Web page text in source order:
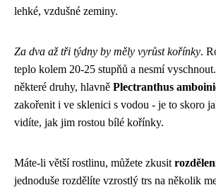
lehké, vzdušné zeminy.
Za dva až tři týdny by měly vyrůst kořínky.
teplo kolem 20-25 stupňů a nesmí
některé druhy, hlavně Plectranthus
zakořenit i ve sklenici s vodou - je to skoro
vidíte, jak jim rostou bílé kořínky.
Máte-li větší rostlinu, můžete zkusit
jednoduše rozdělíte vzrostlý trs na několik